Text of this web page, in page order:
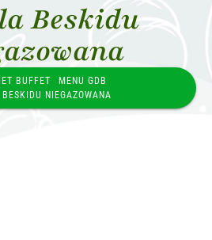
Beskidu
BUFFET
MENU GDB
BESKIDU NIEGAZOWANA